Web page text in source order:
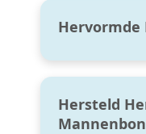
Hervormde
Hersteld